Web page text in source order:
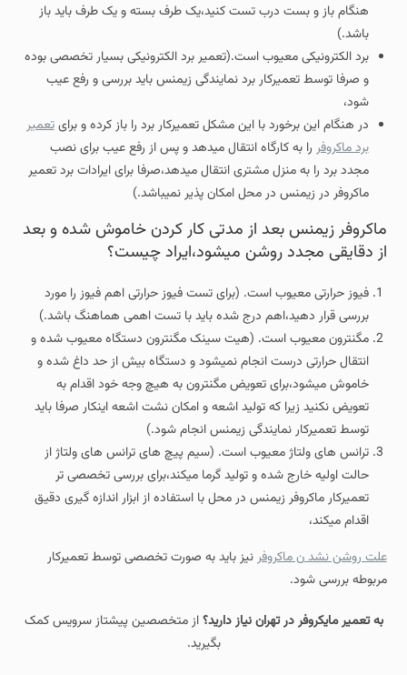
هنگام باز و بست درب تست کنید،یک طرف بسته و یک طرف باید باز
باشد.)
برد الکترونیکی معیوب است.(تعمیر برد الکترونیکی بسیار تخصصی بوده
و صرفا توسط تعمیرکار برد نمایندگی زیمنس باید بررسی و رفع عیب
شود،
در هنگام این برخورد با این مشکل تعمیرکار برد را باز کرده و برایتعمیر
برد ماکروفر را به کارگاه انتقال میدهد و پس از رفع عیب برای نصب
مجدد برد را به منزل مشتری انتقال میدهد،صرفا برای ایرادات برد تعمیر
ماکروفر در زیمنس در محل امکان پذیر نمیباشد.)
ماکروفر زیمنس بعد از مدتی کار کردن خاموش شده و بعد
از دقایقی مجدد روشن میشود،ایراد چیست؟
فیوز حرارتی معیوب است. (برای تست فیوز حرارتی اهم فیوز را مورد
بررسی قرار دهید،اهم درج شده باید با تست اهمی هماهنگ باشد.)
مگنترون معیوب است. (هیت سینک مگنترون دستگاه معیوب شده و
انتقال حرارتی درست انجام نمیشود و دستگاه بیش از حد داغ شده و
خاموش میشود،برای تعویض مگنترون به هیچ وجه خود اقدام به
تعویض نکنید زیرا که تولید اشعه و امکان نشت اشعه اینکار صرفا باید
توسط تعمیرکار نمایندگی زیمنس انجام شود.)
ترانس های ولتاژ معیوب است. (سیم پیچ های ترانس های ولتاژ از
حالت اولیه خارج شده و تولید گرما میکند،برای بررسی تخصصی تر
تعمیرکار ماکروفر زیمنس در محل با استفاده از ابزار اندازه گیری دقیق
اقدام میکند،
علت روشن نشد ن ماکروفرنیز باید به صورت تخصصی توسط تعمیرکار
مربوطه بررسی شود.
به تعمیر مایکروفر در تهران نیاز دارید؟از متخصصین پیشتاز سرویس کمک
بگیرید.